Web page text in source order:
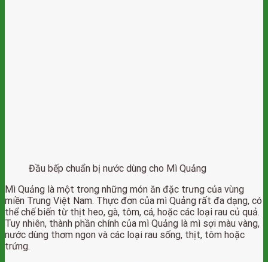
Đầu bếp chuẩn bị nước dùng cho Mì Quảng
Mì Quảng là một trong những món ăn đặc trưng của vùng
miền Trung Việt Nam. Thực đơn của mì Quảng rất đa dạng, có
thể chế biến từ thịt heo, gà, tôm, cá, hoặc các loại rau củ quả.
Tuy nhiên, thành phần chính của mì Quảng là mì sợi màu vàng,
nước dùng thơm ngon và các loại rau sống, thịt, tôm hoặc
trứng.